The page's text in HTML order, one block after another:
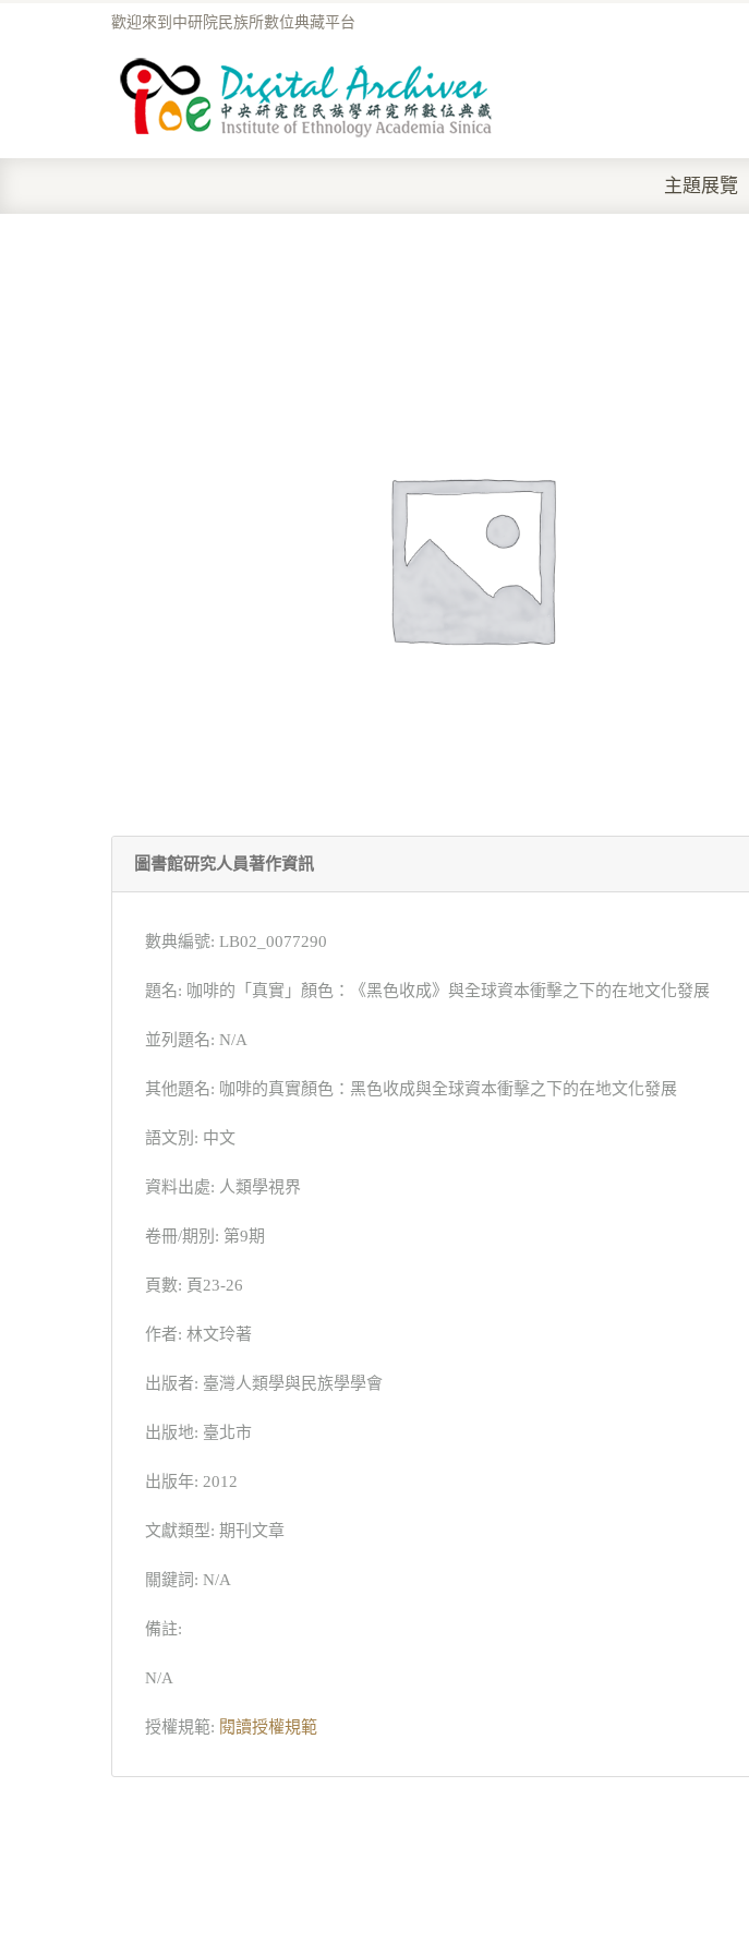
歡迎來到中研院民族所數位典藏平台
主題展覽
圖書館研究人員著作資訊
數典編號: LB02_0077290
題名: 咖啡的「真實」顏色：《黑色收成》與全球資本衝擊之下的在地文化發展
並列題名: N/A
其他題名: 咖啡的真實顏色：黑色收成與全球資本衝擊之下的在地文化發展
語文別: 中文
資料出處: 人類學視界
卷冊/期別: 第9期
頁數: 頁23-26
作者: 林文玲著
出版者: 臺灣人類學與民族學學會
出版地: 臺北市
出版年: 2012
文獻類型: 期刊文章
關鍵詞: N/A
備註:
N/A
授權規範: 閱讀授權規範